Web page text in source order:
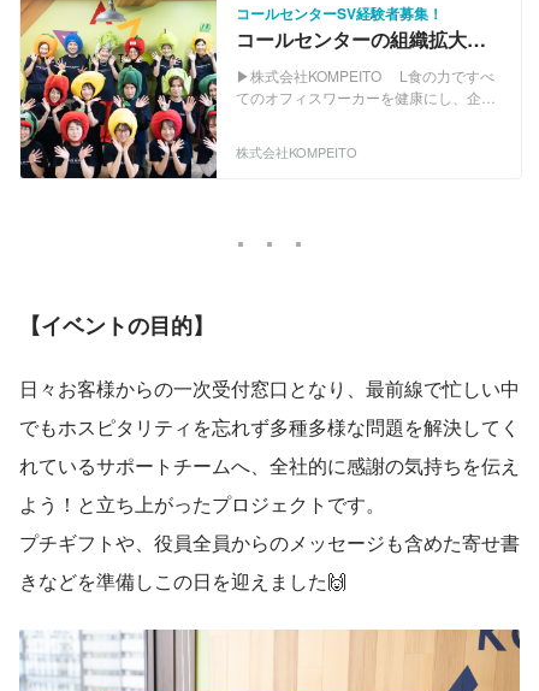
コールセンターSV経験者募集！
コールセンターの組織拡大を
担う！お客様サポートのコア
メンバー募集🍅
▶株式会社KOMPEITO L食の力ですべ
てのオフィスワーカーを健康にし、企業
Vision：つくり手とつかい手を豊かにす
存事業は全国に顧客増大しながら成長中
イン問わず取りやすい環境 ■これまでの
経歴が、CA・フットサル選手・理学療法
士・コンサル・人材紹介・エンタメ業界
等々…色んなバックボーンのメンバーが
いて、キャラクターも様々 - - - - - - - - - - -
ン事業】 食の福利厚生サービス「オフィ
スでやさい・オフィスでごはん」 →全国
累計15,000拠点以上に導入 - - - - - - - - - -
- - - - - - - - - - - - - - - - - - - - - - - - - - - 普段
忙しく働いていると、なかなか健康的な
い、買いやすい・食べやすいファストフ
ードや、インスタント食品に頼ることも
株式会社KOMPEITO
【イベントの目的】
日々お客様からの一次受付窓口となり、最前線で忙しい中
でもホスピタリティを忘れず多種多様な問題を解決してく
れているサポートチームへ、全社的に感謝の気持ちを伝え
よう！と立ち上がったプロジェクトです。
プチギフトや、役員全員からのメッセージも含めた寄せ書
きなどを準備しこの日を迎えました🙌